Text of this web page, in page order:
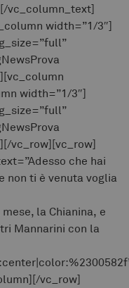
[/vc_column_text]
width=”1/3″]
width=”1/3″]
vc_row][vc_row]
che hai
ti è venuta voglia
la Chianina, e
Mannarini con la
vc_row]